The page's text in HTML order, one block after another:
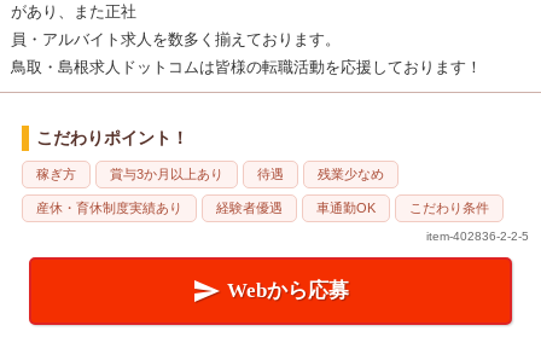
があり、また正社
員・アルバイト求人を数多く揃えております。
鳥取・島根求人ドットコムは皆様の転職活動を応援しております！
こだわりポイント！
稼ぎ方 賞与3か月以上あり 待遇 残業少なめ
産休・育休制度実績あり 経験者優遇 車通勤OK こだわり条件
item-402836-2-2-5
 Webから応募